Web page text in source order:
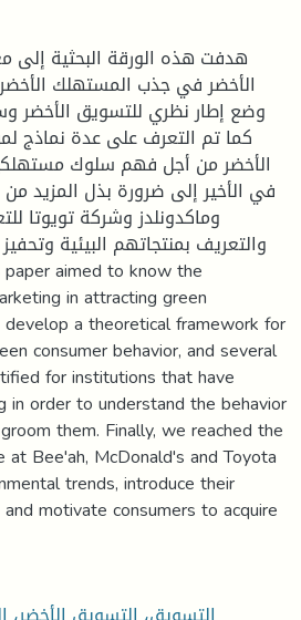
هدفت هذه الورقة البحثية
الأخضر في جذب المستهلك
وضع إطار نظري للتسويق الأخضر
كما تم التعرف على عدة نماذج
الأخضر من أجل فهم سلوك
في الأخير إلى ضرورة بذل المزيد
وماكدونلدز وشركة تويوتا
والتعريف بمنتجاتهم البيئية
in attracting green
a theoretical framework for
consumer behavior, and several
for institutions that have
in order to understand the behavior
them. Finally, we reached the
Bee'ah, McDonald's and Toyota
trends, introduce their
motivate consumers to acquire